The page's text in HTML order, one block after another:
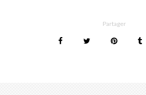
Partager